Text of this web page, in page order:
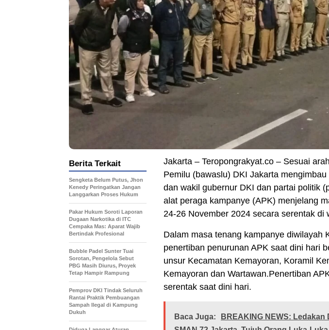
Jakarta – Teropongrakyat.co – Sesuai
Pemilu (bawaslu) DKI Jakarta
dan wakil gubernur DKI dan partai politik
alat peraga kampanye (APK) menjelang
24-26 November 2024 secara serentak di
Dalam masa tenang kampanye diwilayah
penertiban penurunan APK saat dini hari
unsur Kecamatan Kemayoran, Koramil
Kemayoran dan Wartawan.Penertiban
serentak saat dini hari.
Baca Juga:
BREAKING NEWS:
Berita Terkait
Sengketa Belum Putus, Jhon
Kenedy Peringatkan Jangan
Langgarkan Proses Hukum
Pakar Hukum Soroti Laporan
Dugaan Narkotika di ITC
Cempaka Mas: Aparat Wajib
Bertindak Profesional
Bubble Padel Sunter Tuai
Sorotan, Pengelola Sebut
PBG Masih Diurus, Proyek
Tetap Hampir Rampung
Pemprov DKI Tindak Seluruh
Rantai Praktik Pembuangan
Sampah Ilegal di Kampung
Dukuh